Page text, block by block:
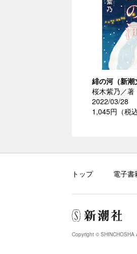
緋の河（新潮
桜木紫乃／著
2022/03/28
1,045円（税込
トップ 電子書
Copyright © SHINCHOSHA